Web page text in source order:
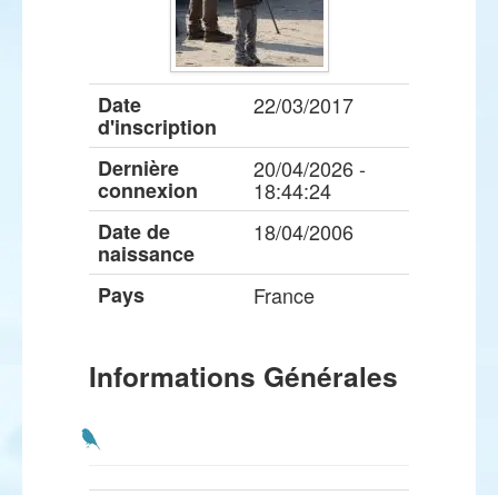
Date
d'inscription
22/03/2017
Dernière
connexion
20/04/2026 -
18:44:24
Date de
naissance
18/04/2006
Pays France
Informations Générales